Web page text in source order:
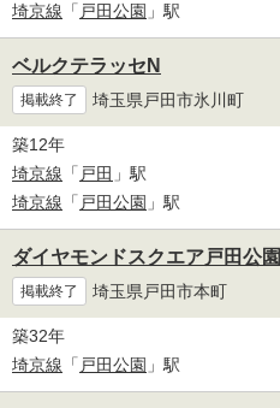
埼京線 「 戸田公園 」駅
ベルクテラッセN
掲載終了 埼玉県戸田市氷川町
築12年
埼京線 「 戸田 」駅
埼京線 「 戸田公園 」駅
ダイヤモンドスクエア戸田公園
掲載終了 埼玉県戸田市本町
築32年
埼京線 「 戸田公園 」駅